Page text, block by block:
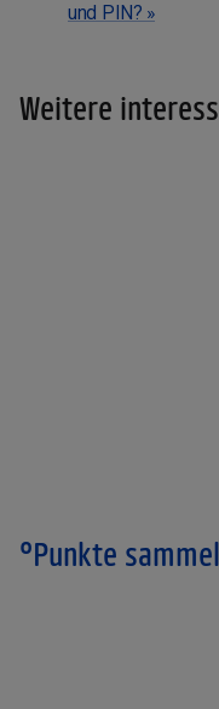
und PIN? »
Weitere
°Punkte